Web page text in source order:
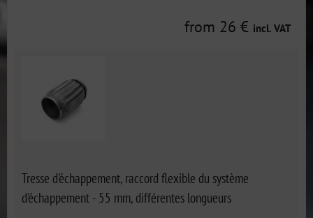
from 26 € incl. VAT
Tresse d'échappement, raccord flexible du système
d'échappement - 55 mm, différentes longueurs